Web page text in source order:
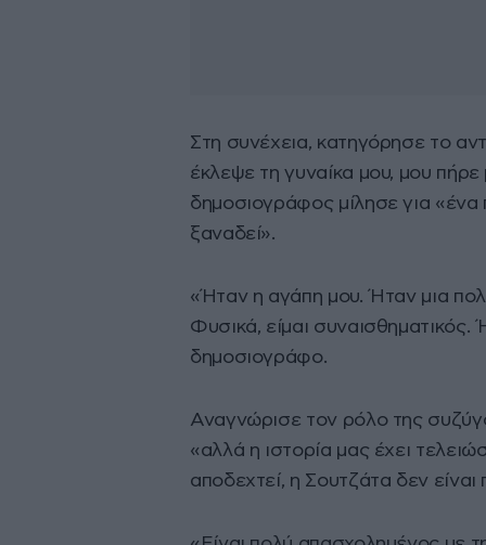
Στη συνέχεια, κατηγόρησε το
έκλεψε τη γυναίκα μου, μου
δημοσιογράφος μίλησε για «ένα
ξαναδεί».
«Ήταν η αγάπη μου. Ήταν μια
Φυσικά, είμαι
δημοσιογράφο.
Αναγνώρισε τον ρόλο της
«αλλά η ιστορία μας έχει
αποδεχτεί, η Σουτζάτα δεν